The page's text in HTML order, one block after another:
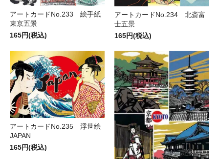
アートカードNo.233 絵手紙
東京五景
165円(税込)
アートカードNo.234 北斎富
士五景
165円(税込)
アートカードNo.235 浮世絵
JAPAN
165円(税込)